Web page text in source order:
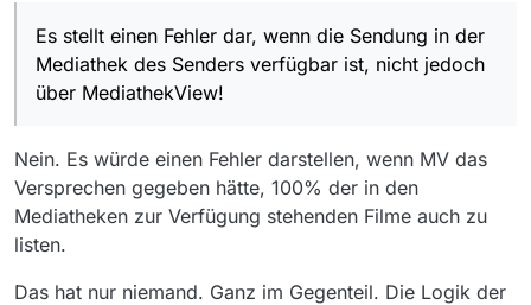
meldet, wenn man ganz sicher ist, dass man
einen Fehler gefunden hat.
Es stellt einen Fehler dar, wenn die Sendung in der
Mediathek des Senders verfügbar ist, nicht jedoch
über MediathekView!
Nein. Es würde einen Fehler darstellen, wenn MV das
Versprechen gegeben hätte, 100% der in den
Mediatheken zur Verfügung stehenden Filme auch zu
listen.
Das hat nur niemand. Ganz im Gegenteil. Die Logik der